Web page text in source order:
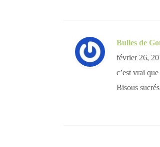
Bulles de
février 26,
c’est vrai
Bisous sucrés